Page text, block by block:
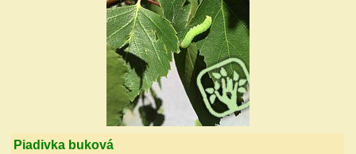
Piadivka buková